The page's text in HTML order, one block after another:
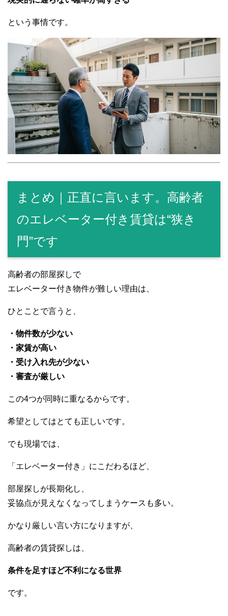
という事情です。
まとめ｜正直に言います。高齢者
のエレベーター付き賃貸は“狭き
門”です
高齢者の部屋探しで
エレベーター付き物件が難しい理由は、
ひとことで言うと、
・物件数が少ない
・家賃が高い
・受け入れ先が少ない
・審査が厳しい
この4つが同時に重なるからです。
希望としてはとても正しいです。
でも現場では、
「エレベーター付き」にこだわるほど、
部屋探しが長期化し、
妥協点が見えなくなってしまうケースも多い。
かなり厳しい言い方になりますが、
高齢者の賃貸探しは、
条件を足すほど不利になる世界
です。